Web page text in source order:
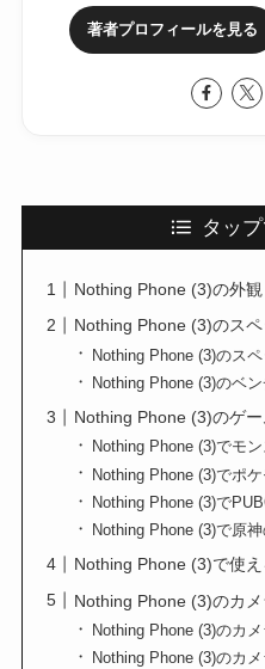
著者プロフィールを見る
タッ
Nothing Phone (3)の外
Nothing Phone (3)のス
Nothing Phone (3)のス
Nothing Phone (3)のベ
Nothing Phone (3)のゲ
Nothing Phone (3)でモ
Nothing Phone (3)でポ
Nothing Phone (3)で
Nothing Phone (3)で原
Nothing Phone (3)で使
Nothing Phone (3)のカ
Nothing Phone (3)のカ
Nothing Phone (3)のカ